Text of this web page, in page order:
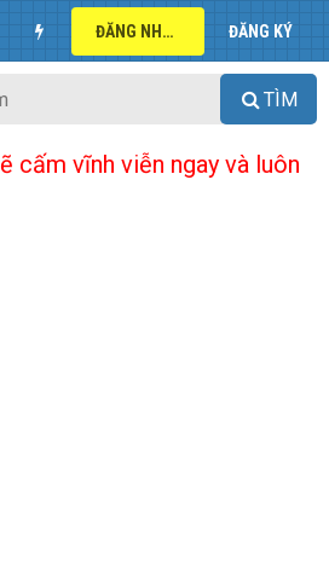
ĐĂNG NHẬP ĐĂNG KÝ
TÌM
cấm vĩnh viễn ngay và luôn